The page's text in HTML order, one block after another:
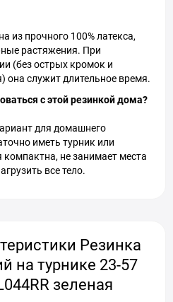
из прочного 100% латекса,
растяжения. При
(без острых кромок и
она служит длительное время.
с этой резинкой дома?
для домашнего
иметь турник или
не занимает места
все тело.
Резинка
на турнике 23-57
зеленая